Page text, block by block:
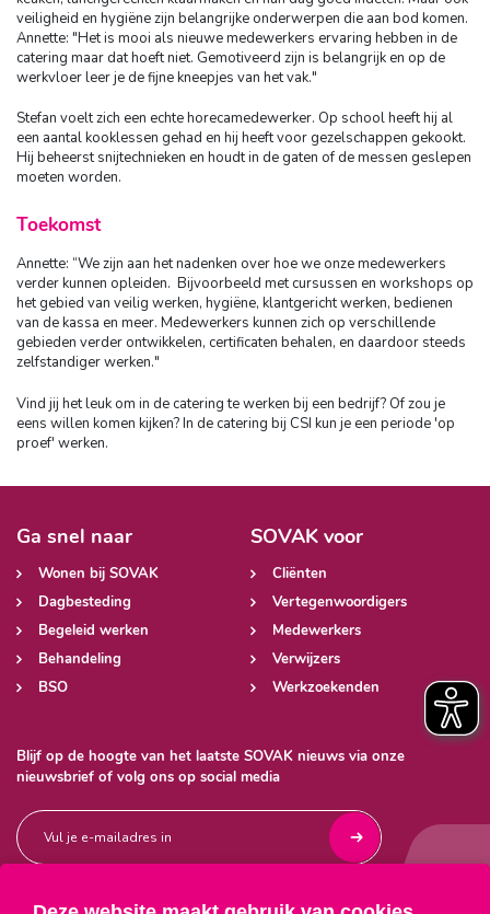
veiligheid en hygiëne zijn belangrijke onderwerpen die aan bod komen.
Annette: "Het is mooi als nieuwe medewerkers ervaring hebben in de
catering maar dat hoeft niet. Gemotiveerd zijn is belangrijk en op de
werkvloer leer je de fijne kneepjes van het vak."
Stefan voelt zich een echte horecamedewerker. Op school heeft hij al
een aantal kooklessen gehad en hij heeft voor gezelschappen gekookt.
Hij beheerst snijtechnieken en houdt in de gaten of de messen geslepen
moeten worden.
Toekomst
Annette: “We zijn aan het nadenken over hoe we onze medewerkers
verder kunnen opleiden. Bijvoorbeeld met cursussen en workshops op
het gebied van veilig werken, hygiëne, klantgericht werken, bedienen
van de kassa en meer. Medewerkers kunnen zich op verschillende
gebieden verder ontwikkelen, certificaten behalen, en daardoor steeds
zelfstandiger werken."
Vind jij het leuk om in de catering te werken bij een bedrijf? Of zou je
eens willen komen kijken? In de catering bij CSI kun je een periode 'op
proef' werken.
Blijf op de hoogte van het laatste SOVAK nieuws via onze
nieuwsbrief of volg ons op social media
Ga snel naar
Wonen bij SOVAK
Dagbesteding
Begeleid werken
Behandeling
BSO
SOVAK voor
Cliënten
Vertegenwoordigers
Medewerkers
Verwijzers
Werkzoekenden